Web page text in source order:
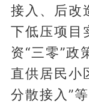
接入、后改
下低压项目
资“三零”政
直供居民小
分散接入”